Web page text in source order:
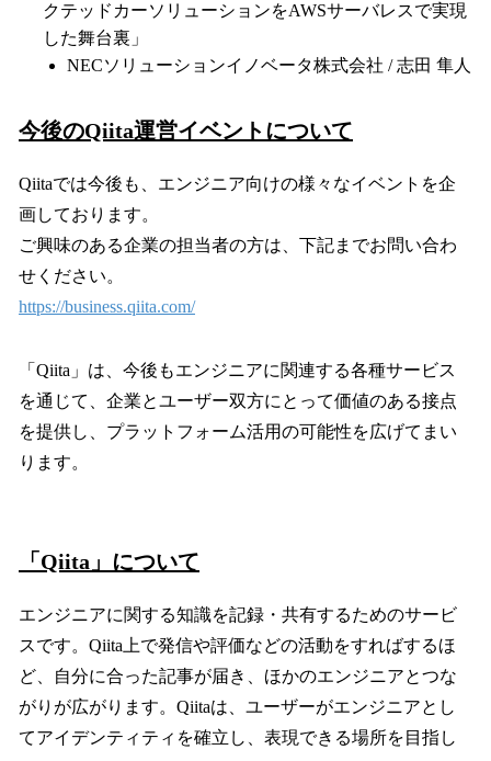
クテッドカーソリューションをAWSサーバレスで実現
した舞台裏」
NECソリューションイノベータ株式会社 / 志田 隼人
今後のQiita運営イベントについて
Qiitaでは今後も、エンジニア向けの様々なイベントを企
画しております。
ご興味のある企業の担当者の方は、下記までお問い合わ
せください。
https://business.qiita.com/
「Qiita」は、今後もエンジニアに関連する各種サービス
を通じて、企業とユーザー双方にとって価値のある接点
を提供し、プラットフォーム活用の可能性を広げてまい
ります。
「Qiita」について
エンジニアに関する知識を記録・共有するためのサービ
スです。Qiita上で発信や評価などの活動をすればするほ
ど、自分に合った記事が届き、ほかのエンジニアとつな
がりが広がります。Qiitaは、ユーザーがエンジニアとし
てアイデンティティを確立し、表現できる場所を目指し